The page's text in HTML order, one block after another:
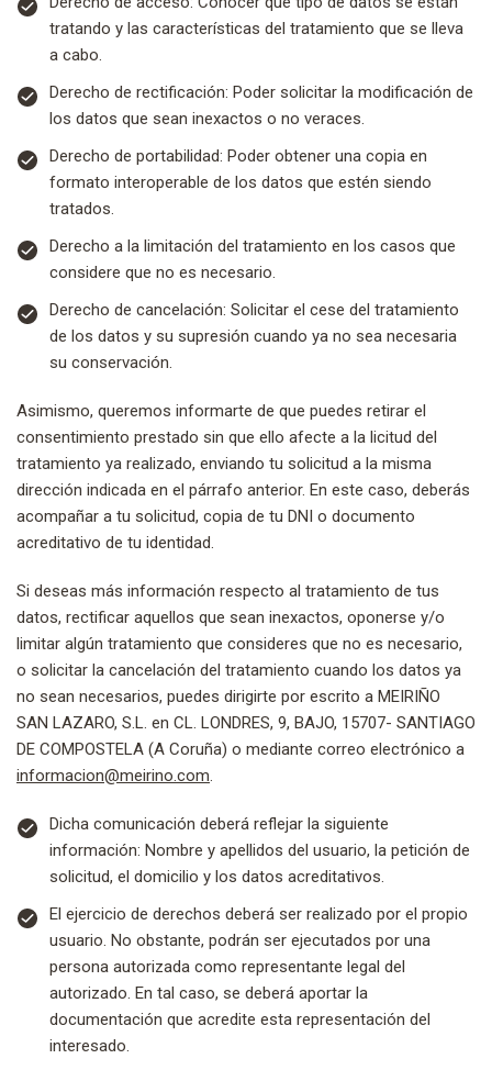
tratando y las características del tratamiento que se lleva
a cabo.
Derecho de rectificación: Poder solicitar la modificación de
los datos que sean inexactos o no veraces.
Derecho de portabilidad: Poder obtener una copia en
formato interoperable de los datos que estén siendo
tratados.
Derecho a la limitación del tratamiento en los casos que
considere que no es necesario.
Derecho de cancelación: Solicitar el cese del tratamiento
de los datos y su supresión cuando ya no sea necesaria
su conservación.
Asimismo, queremos informarte de que puedes retirar el
consentimiento prestado sin que ello afecte a la licitud del
tratamiento ya realizado, enviando tu solicitud a la misma
dirección indicada en el párrafo anterior. En este caso, deberás
acompañar a tu solicitud, copia de tu DNI o documento
acreditativo de tu identidad.
Si deseas más información respecto al tratamiento de tus
datos, rectificar aquellos que sean inexactos, oponerse y/o
limitar algún tratamiento que consideres que no es necesario,
o solicitar la cancelación del tratamiento cuando los datos ya
no sean necesarios, puedes dirigirte por escrito a MEIRIÑO
SAN LAZARO, S.L. en CL. LONDRES, 9, BAJO, 15707- SANTIAGO
DE COMPOSTELA (A Coruña) o mediante correo electrónico a
informacion@meirino.com.
Dicha comunicación deberá reflejar la siguiente
información: Nombre y apellidos del usuario, la petición de
solicitud, el domicilio y los datos acreditativos.
El ejercicio de derechos deberá ser realizado por el propio
usuario. No obstante, podrán ser ejecutados por una
persona autorizada como representante legal del
autorizado. En tal caso, se deberá aportar la
documentación que acredite esta representación del
interesado.